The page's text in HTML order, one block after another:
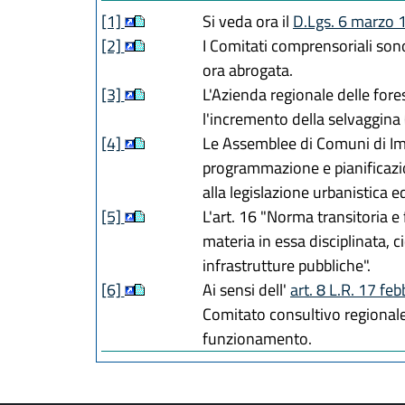
[1]
Si veda ora il D.Lgs. 6 marzo
[2]
I Comitati comprensoriali
ora abrogata.
[3]
L'Azienda regionale delle
l'incremento della selvaggina
[4]
Le Assemblee di Comuni di
programmazione e
alla legislazione urbanistica
[5]
L'art. 16 "Norma transitoria
materia in essa disciplinata,
infrastrutture pubbliche".
[6]
Ai sensi dell'art. 8 L.R. 17
Comitato consultivo
funzionamento.